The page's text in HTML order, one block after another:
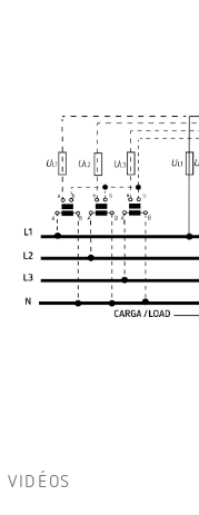
VIDÉOS